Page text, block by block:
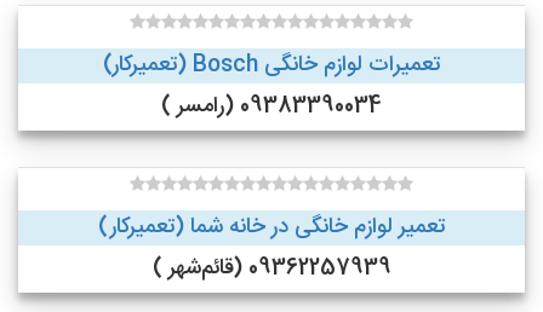
تعمیرات لوازم خانگی Bosch (تعمیرکار)
09383390034 (رامسر )
تعمیر لوازم خانگی در خانه شما (تعمیرکار)
09362257939 (قائم‌شهر )